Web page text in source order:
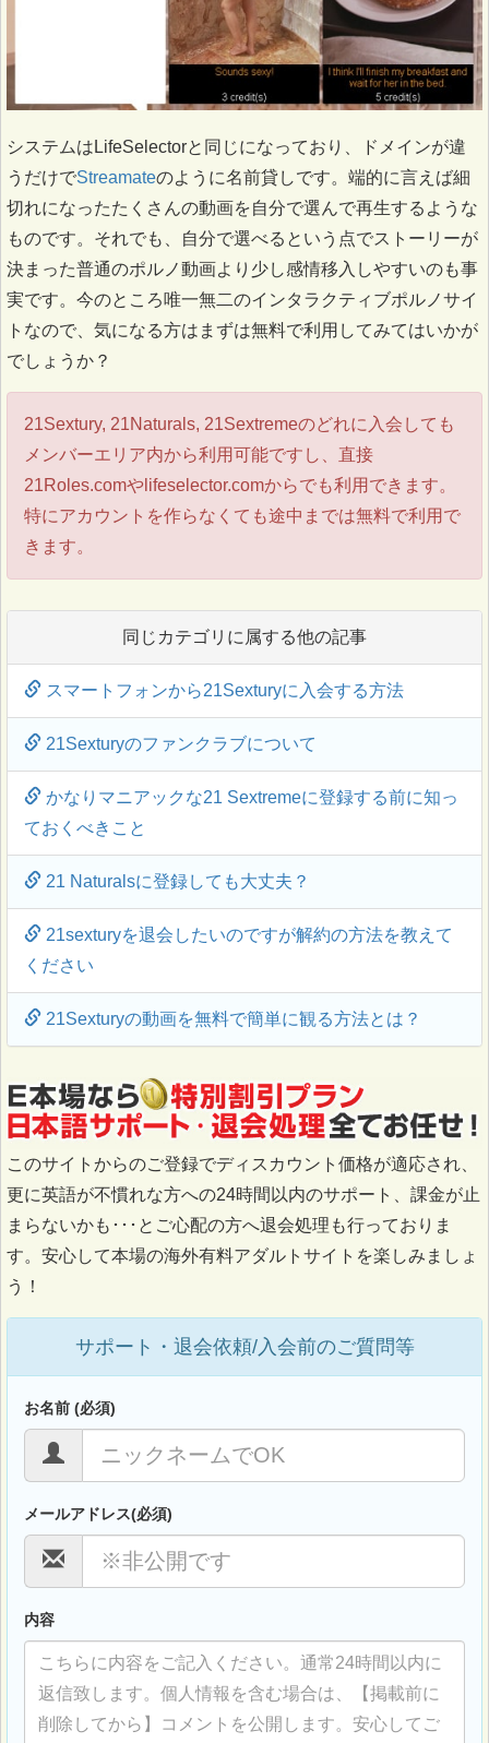
システムはLifeSelectorと同じになっており、ドメインが違
うだけでStreamateのように名前貸しです。端的に言えば細
切れになったたくさんの動画を自分で選んで再生するような
ものです。それでも、自分で選べるという点でストーリーが
決まった普通のポルノ動画より少し感情移入しやすいのも事
実です。今のところ唯一無二のインタラクティブポルノサイ
トなので、気になる方はまずは無料で利用してみてはいかが
でしょうか？
21Sextury, 21Naturals, 21Sextremeのどれに入会しても
メンバーエリア内から利用可能ですし、直接
21Roles.comやlifeselector.comからでも利用できます。
特にアカウントを作らなくても途中までは無料で利用で
きます。
同じカテゴリに属する他の記事
スマートフォンから21Sexturyに入会する方法
21Sexturyのファンクラブについて
かなりマニアックな21 Sextremeに登録する前に知っ
ておくべきこと
21 Naturalsに登録しても大丈夫？
21sexturyを退会したいのですが解約の方法を教えて
ください
21Sexturyの動画を無料で簡単に観る方法とは？
このサイトからのご登録でディスカウント価格が適応され、
更に英語が不慣れな方への24時間以内のサポート、課金が止
まらないかも･･･とご心配の方へ退会処理も行っておりま
す。安心して本場の海外有料アダルトサイトを楽しみましょ
う！
サポート・退会依頼/入会前のご質問等
お名前 (必須)
メールアドレス(必須)
内容